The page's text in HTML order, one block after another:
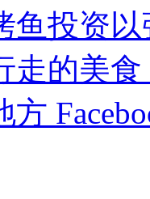
鱼投资
走的美
方